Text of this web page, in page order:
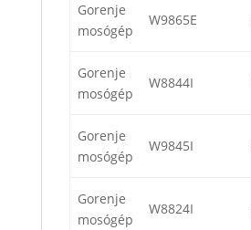
Gorenje
mosógép
W9865E
Gorenje
mosógép
W8844I
Gorenje
mosógép
W9845I
Gorenje
mosógép
W8824I